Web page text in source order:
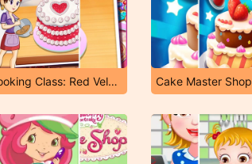
Sara's Cooking Class: Red Velvet Cake Cake Master Shop